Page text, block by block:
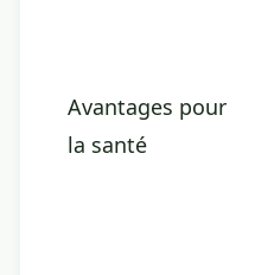
Avantages pour
la santé